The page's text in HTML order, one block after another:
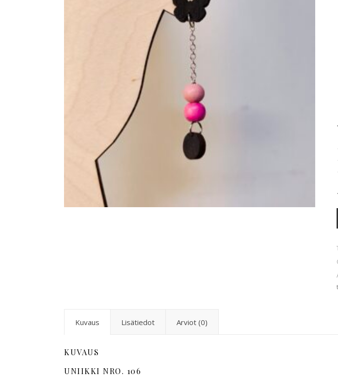
Kuvaus Lisätiedot Arviot (0)
KUVAUS
UNIIKKI NRO. 106